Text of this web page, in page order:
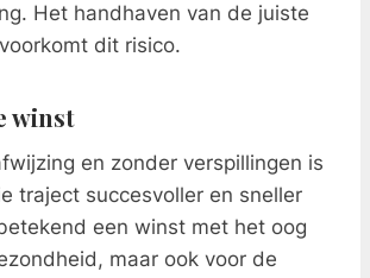
Het handhaven van de juiste
dit risico.
winst
en zonder verspillingen is
traject succesvoller en sneller
een winst met het oog
maar ook voor de